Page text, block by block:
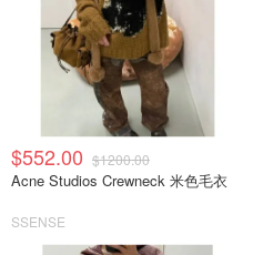
$552.00 $1200.00
Acne Studios Crewneck 米色毛衣
SSENSE